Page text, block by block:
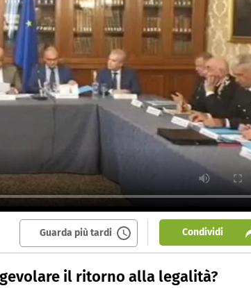
Guarda più tardi Condividi
il ritorno alla legalità?